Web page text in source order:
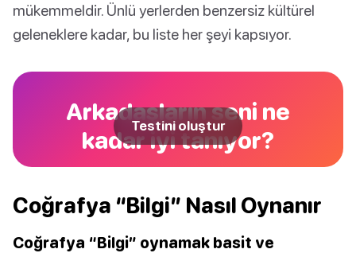
mükemmeldir. Ünlü yerlerden benzersiz kültürel
geleneklere kadar, bu liste her şeyi kapsıyor.
Arkadaşların seni ne
kadar iyi tanıyor?
Testini oluştur
Coğrafya “Bilgi” Nasıl Oynanır
Coğrafya “Bilgi” oynamak basit ve